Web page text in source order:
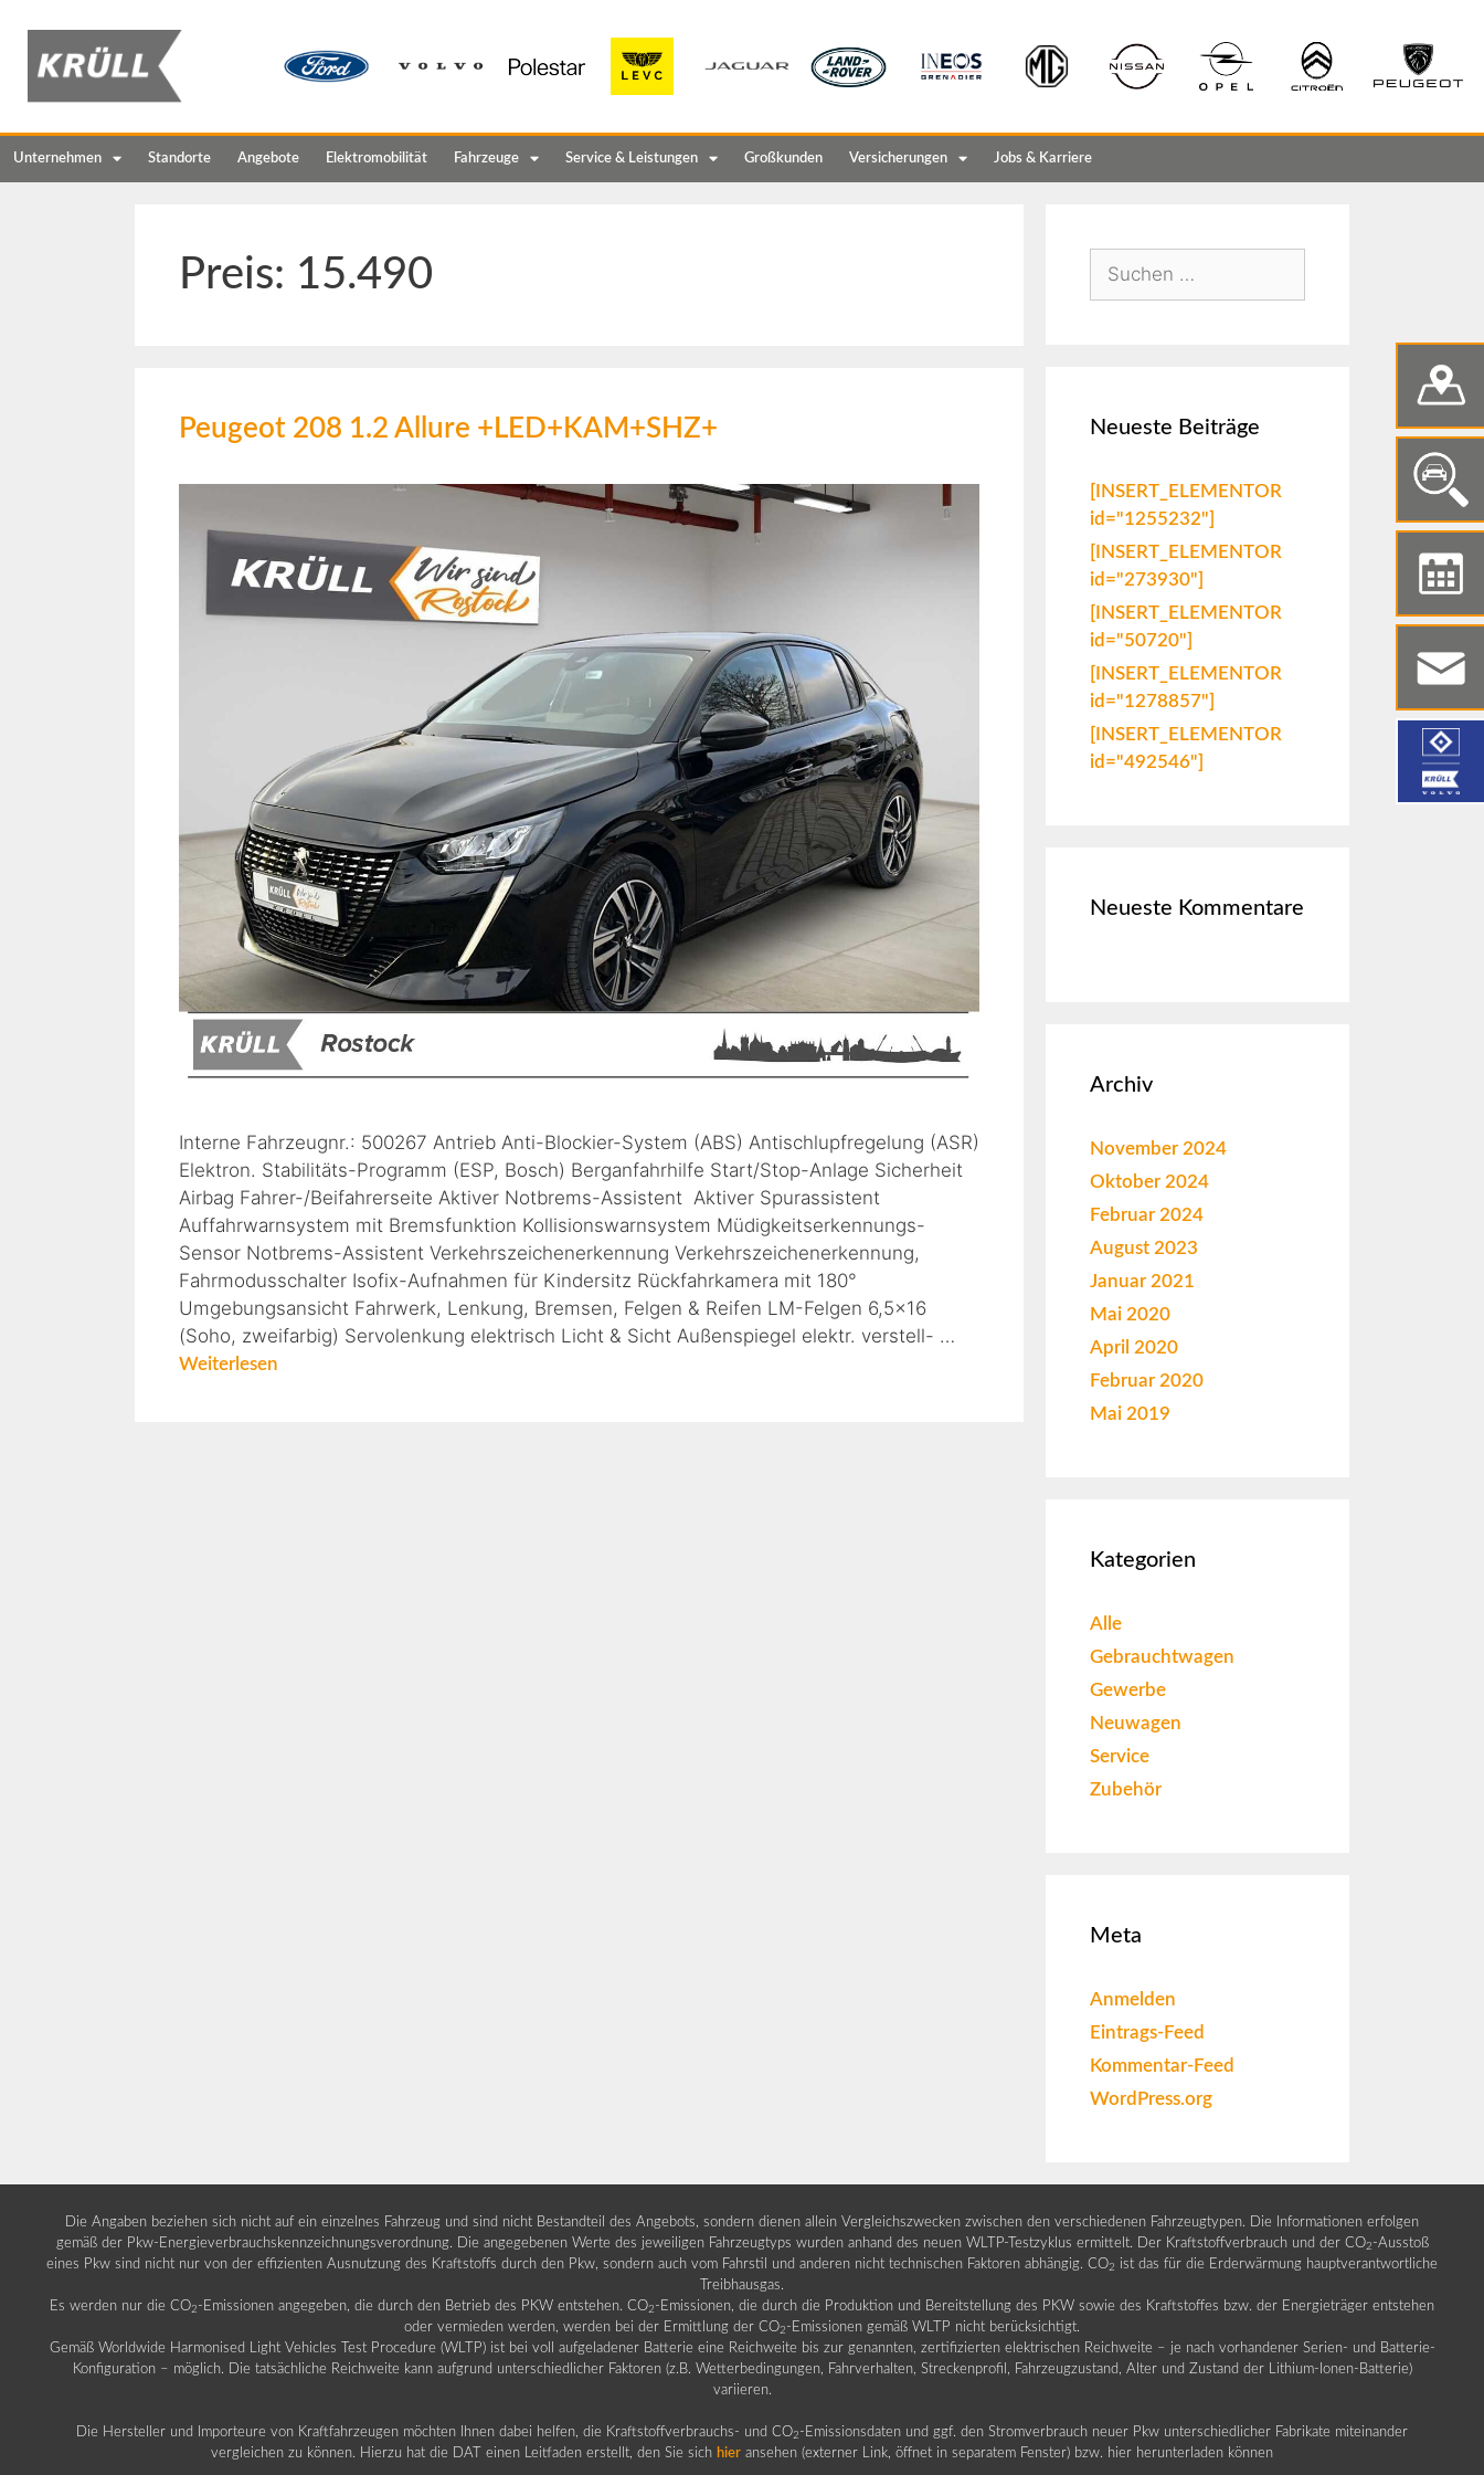
Unternehmen Standorte Angebote Elektromobilität Fahrzeuge Service & Leistungen Großkunden Versicherungen Jobs & Karriere
Preis: 15.490
Peugeot 208 1.2 Allure +LED+KAM+SHZ+
Interne Fahrzeugnr.: 500267 Antrieb Anti-Blockier-System (ABS) Antischlupfregelung (ASR)
Elektron. Stabilitäts-Programm (ESP, Bosch) Berganfahrhilfe Start/Stop-Anlage Sicherheit
Airbag Fahrer-/Beifahrerseite Aktiver Notbrems-Assistent Aktiver Spurassistent
Auffahrwarnsystem mit Bremsfunktion Kollisionswarnsystem Müdigkeitserkennungs-
Sensor Notbrems-Assistent Verkehrszeichenerkennung Verkehrszeichenerkennung,
Fahrmodusschalter Isofix-Aufnahmen für Kindersitz Rückfahrkamera mit 180°
Umgebungsansicht Fahrwerk, Lenkung, Bremsen, Felgen & Reifen LM-Felgen 6,5×16
(Soho, zweifarbig) Servolenkung elektrisch Licht & Sicht Außenspiegel elektr. verstell- …
Weiterlesen
Neueste Beiträge
[INSERT_ELEMENTOR
id="1255232"]
[INSERT_ELEMENTOR
id="273930"]
[INSERT_ELEMENTOR
id="50720"]
[INSERT_ELEMENTOR
id="1278857"]
[INSERT_ELEMENTOR
id="492546"]
Neueste Kommentare
Archiv
November 2024
Oktober 2024
Februar 2024
August 2023
Januar 2021
Mai 2020
April 2020
Februar 2020
Mai 2019
Kategorien
Alle
Gebrauchtwagen
Gewerbe
Neuwagen
Service
Zubehör
Meta
Anmelden
Eintrags-Feed
Kommentar-Feed
WordPress.org
Die Angaben beziehen sich nicht auf ein einzelnes Fahrzeug und sind nicht Bestandteil des Angebots, sondern dienen allein Vergleichszwecken zwischen den verschiedenen Fahrzeugtypen. Die Informationen erfolgen
gemäß der Pkw-Energieverbrauchskennzeichnungsverordnung. Die angegebenen Werte des jeweiligen Fahrzeugtyps wurden anhand des neuen WLTP-Testzyklus ermittelt. Der Kraftstoffverbrauch und der CO2 -Ausstoß
eines Pkw sind nicht nur von der effizienten Ausnutzung des Kraftstoffs durch den Pkw, sondern auch vom Fahrstil und anderen nicht technischen Faktoren abhängig. CO2 ist das für die Erderwärmung hauptverantwortliche
Treibhausgas.
Es werden nur die CO2 -Emissionen angegeben, die durch den Betrieb des PKW entstehen. CO2 -Emissionen, die durch die Produktion und Bereitstellung des PKW sowie des Kraftstoffes bzw. der Energieträger entstehen
oder vermieden werden, werden bei der Ermittlung der CO2 -Emissionen gemäß WLTP nicht berücksichtigt.
Gemäß Worldwide Harmonised Light Vehicles Test Procedure (WLTP) ist bei voll aufgeladener Batterie eine Reichweite bis zur genannten, zertifizierten elektrischen Reichweite – je nach vorhandener Serien- und Batterie-
Konfiguration – möglich. Die tatsächliche Reichweite kann aufgrund unterschiedlicher Faktoren (z.B. Wetterbedingungen, Fahrverhalten, Streckenprofil, Fahrzeugzustand, Alter und Zustand der Lithium-Ionen-Batterie)
variieren.
Die Hersteller und Importeure von Kraftfahrzeugen möchten Ihnen dabei helfen, die Kraftstoffverbrauchs- und CO2 -Emissionsdaten und ggf. den Stromverbrauch neuer Pkw unterschiedlicher Fabrikate miteinander
vergleichen zu können. Hierzu hat die DAT einen Leitfaden erstellt, den Sie sich hier ansehen (externer Link, öffnet in separatem Fenster) bzw. hier herunterladen können